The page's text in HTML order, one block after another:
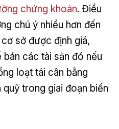
chứng khoán. Điều
chú ý nhiều hơn đến
sở được định giá,
các tài sản đó nếu
loạt tái cân bằng
trong giai đoạn biến